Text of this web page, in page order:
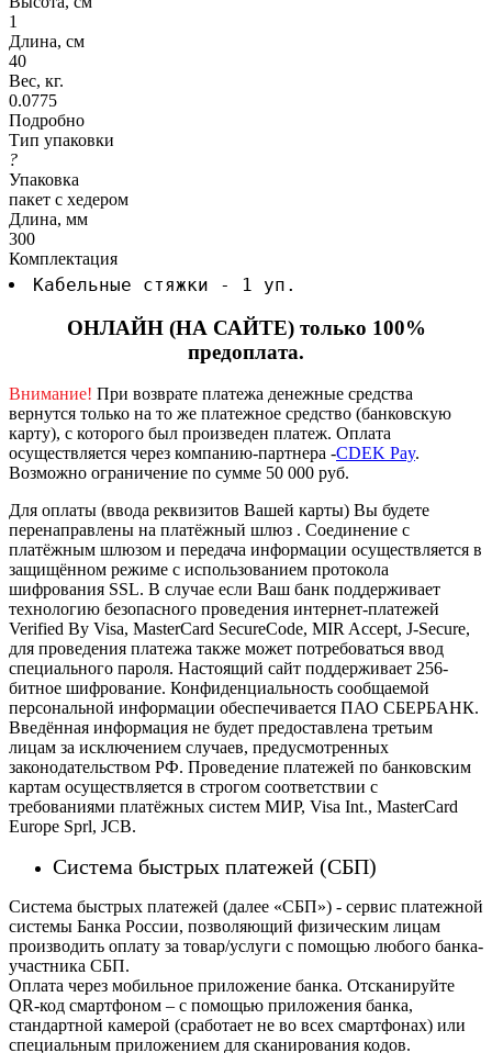
1
Длина, см
40
Вес, кг.
0.0775
Подробно
Тип упаковки
?
Упаковка
пакет с хедером
Длина, мм
300
Комплектация
Кабельные стяжки - 1 уп.
ОНЛАЙН (НА САЙТЕ) только 100%
предоплата.
Внимание! При возврате платежа денежные средства
вернутся только на то же платежное средство (банковскую
карту), с которого был произведен платеж. Оплата
осуществляется через компанию-партнера -CDEK Pay.
Возможно ограничение по сумме 50 000 руб.
Для оплаты (ввода реквизитов Вашей карты) Вы будете
перенаправлены на платёжный шлюз . Соединение с
платёжным шлюзом и передача информации осуществляется в
защищённом режиме с использованием протокола
шифрования SSL. В случае если Ваш банк поддерживает
технологию безопасного проведения интернет-платежей
Verified By Visa, MasterCard SecureCode, MIR Accept, J-Secure,
для проведения платежа также может потребоваться ввод
специального пароля. Настоящий сайт поддерживает 256-
битное шифрование. Конфиденциальность сообщаемой
персональной информации обеспечивается ПАО СБЕРБАНК.
Введённая информация не будет предоставлена третьим
лицам за исключением случаев, предусмотренных
законодательством РФ. Проведение платежей по банковским
картам осуществляется в строгом соответствии с
требованиями платёжных систем МИР, Visa Int., MasterCard
Europe Sprl, JCB.
Система быстрых платежей (СБП)
Система быстрых платежей (далее «СБП») - сервис платежной
системы Банка России, позволяющий физическим лицам
производить оплату за товар/услуги с помощью любого банка-
участника СБП.
Оплата через мобильное приложение банка. Отсканируйте
QR-код смартфоном – с помощью приложения банка,
стандартной камерой (сработает не во всех смартфонах) или
специальным приложением для сканирования кодов.